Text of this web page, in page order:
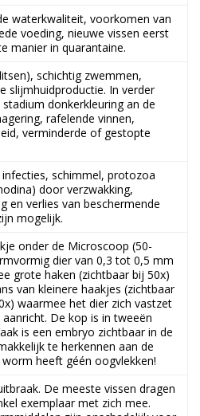
waterkwaliteit, voorkomen van
voeding, nieuwe vissen eerst
manier in quarantaine.
schichtig zwemmen,
slijmhuidproductie. In verder
donkerkleuring an de
rafelende vinnen,
verminderde of gestopte
schimmel, protozoa
door verzwakking,
en verlies van beschermende
mogelijk.
onder de Microscoop (50-
dier van 0,3 tot 0,5 mm
grote haken (zichtbaar bij 50x)
van kleinere haakjes (zichtbaar
waarmee het dier zich vastzet
aanricht. De kop is in tweeën
is een embryo zichtbaar in de
te herkennen aan de
heeft géén oogvlekken!
De meeste vissen dragen
exemplaar met zich mee.